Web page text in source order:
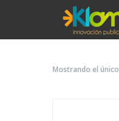
Mostrando el